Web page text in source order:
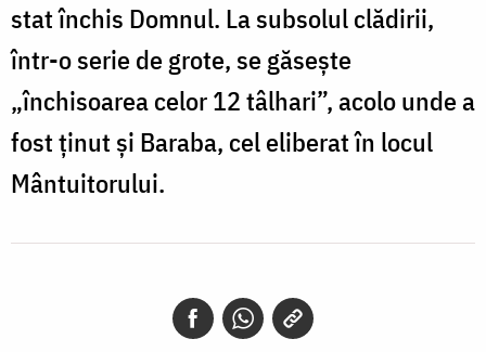
stat închis Domnul. La subsolul clădirii,
într-o serie de grote, se găseşte
„închisoarea celor 12 tâlhari”, acolo unde a
fost ţinut şi Baraba, cel eliberat în locul
Mântuitorului.